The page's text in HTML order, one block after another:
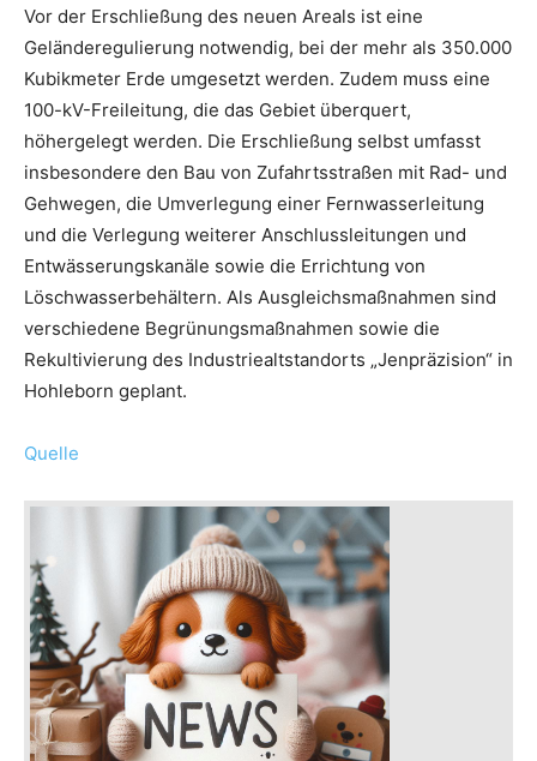
Vor der Erschließung des neuen Areals ist eine
Geländeregulierung notwendig, bei der mehr als 350.000
Kubikmeter Erde umgesetzt werden. Zudem muss eine
100-kV-Freileitung, die das Gebiet überquert,
höhergelegt werden. Die Erschließung selbst umfasst
insbesondere den Bau von Zufahrtsstraßen mit Rad- und
Gehwegen, die Umverlegung einer Fernwasserleitung
und die Verlegung weiterer Anschlussleitungen und
Entwässerungskanäle sowie die Errichtung von
Löschwasserbehältern. Als Ausgleichsmaßnahmen sind
verschiedene Begrünungsmaßnahmen sowie die
Rekultivierung des Industriealtstandorts „Jenpräzision“ in
Hohleborn geplant.
Quelle